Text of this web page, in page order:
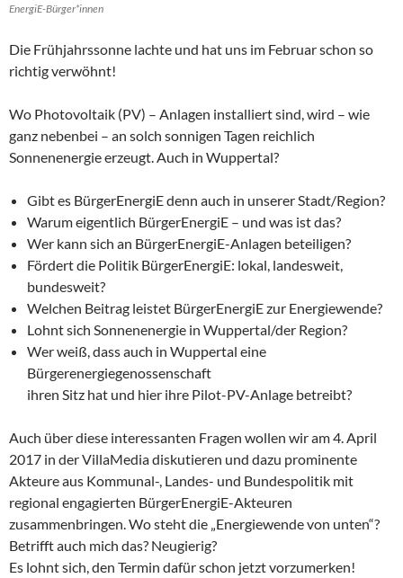
EnergiE-Bürger*innen
Die Frühjahrssonne lachte und hat uns im Februar schon so
richtig verwöhnt!
Wo Photovoltaik (PV) – Anlagen installiert sind, wird – wie
ganz nebenbei – an solch sonnigen Tagen reichlich
Sonnenenergie erzeugt. Auch in Wuppertal?
Gibt es BürgerEnergiE denn auch in unserer Stadt/Region?
Warum eigentlich BürgerEnergiE – und was ist das?
Wer kann sich an BürgerEnergiE-Anlagen beteiligen?
Fördert die Politik BürgerEnergiE: lokal, landesweit,
bundesweit?
Welchen Beitrag leistet BürgerEnergiE zur Energiewende?
Lohnt sich Sonnenenergie in Wuppertal/der Region?
Wer weiß, dass auch in Wuppertal eine
Bürgerenergiegenossenschaft
ihren Sitz hat und hier ihre Pilot-PV-Anlage betreibt?
Auch über diese interessanten Fragen wollen wir am 4. April
2017 in der VillaMedia diskutieren und dazu prominente
Akteure aus Kommunal-, Landes- und Bundespolitik mit
regional engagierten BürgerEnergiE-Akteuren
zusammenbringen. Wo steht die „Energiewende von unten“?
Betrifft auch mich das? Neugierig?
Es lohnt sich, den Termin dafür schon jetzt vorzumerken!